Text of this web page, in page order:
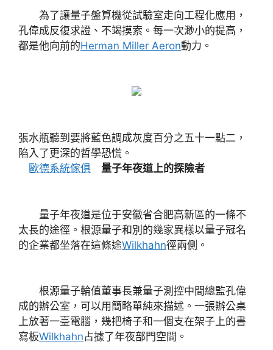
為了讓量子盤算機從試驗室走向工程化應用，
孔偉成反復求證、不竭摸索。每一次渺小的提高，
都是他向前的Herman Miller Aeron動力。
張水瓶聽到要將藍色調成灰度百分之五十一點二，
陷入了更深的哲學恐慌。
歐德系統傢俱
量子年夜道上的探險者
量子年夜道是位于安徽省合肥高新區的一條不
太長的途徑。根源量子和別的幾家異樣以量子冠名
的企業都坐落在這條途Wilkhahn徑兩側。
根源量子輪值董事長兼量子測控中間總監孔偉
成的辦公室，可以用簡略單純來描述。一張辦公桌
上放著一臺電腦，幾把椅子和一個支在架子上的書
寫板Wilkhahn占據了年夜部門空間。